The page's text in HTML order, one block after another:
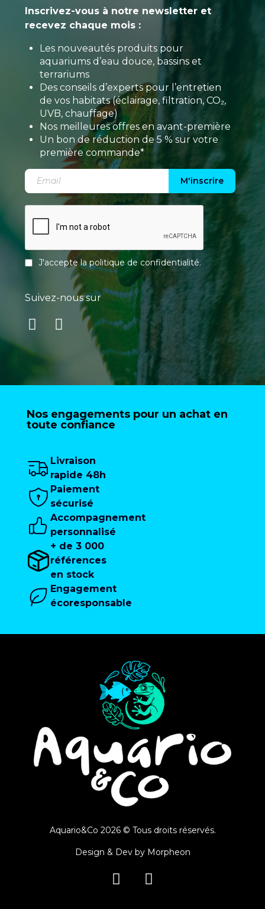
Inscrivez-vous à notre newsletter et
recevez chaque mois :
Les nouveautés produits pour
aquariums d’eau douce, bassins et
terrariums
Des conseils d’experts pour l’entretien
de vos habitats (éclairage, filtration, CO₂,
UVB, chauffage)
Nos meilleures offres en avant-première
Un bon de réduction de 5 % sur votre
première commande*
M'inscrire
J'accepte lapolitique de confidentialité.
Suivez-nous sur
Nos engagements pour un achat en
toute confiance
Livraison
rapide 48h
Paiement
sécurisé
Accompagnement
personnalisé
+ de 3 000
références
en stock
Engagement
écoresponsable
Aquario&Co 2026 © Tous droits réservés.
Design & Dev by Morpheon